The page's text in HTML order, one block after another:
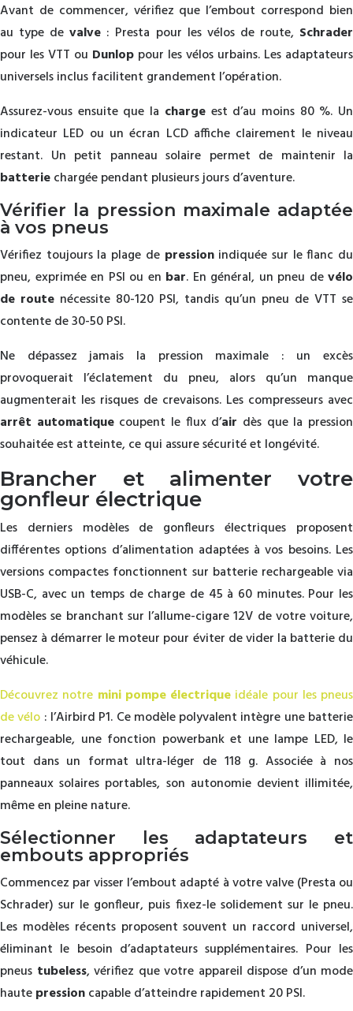
Avant de commencer, vérifiez que l’embout correspond bien
au type devalve : Presta pour les vélos de route, Schrader
pour les VTT ou Dunlop pour les vélos urbains. Les adaptateurs
universels inclus facilitent grandement l’opération.
Assurez-vous ensuite que la chargeest d’au moins 80 %. Un
indicateur LED ou un écran LCD affiche clairement le niveau
restant. Un petit panneau solaire permet de maintenir la
batteriechargée pendant plusieurs jours d’aventure.
Vérifier la pression maximale adaptée
à vos pneus
Vérifiez toujours la plage de pressionindiquée sur le flanc du
pneu, exprimée en PSI ou en bar. En général, un pneu devélo
de route nécessite 80-120 PSI, tandis qu’un pneu de VTT se
contente de 30-50 PSI.
Ne dépassez jamais la pression maximale : un excès
provoquerait l’éclatement du pneu, alors qu’un manque
augmenterait les risques de crevaisons. Les compresseurs avec
arrêt automatiquecoupent le flux d’air dès que la pression
souhaitée est atteinte, ce qui assure sécurité et longévité.
Brancher et alimenter votre
gonfleur électrique
Les derniers modèles de gonfleurs électriques proposent
différentes options d’alimentation adaptées à vos besoins. Les
versions compactes fonctionnent sur batterie rechargeable via
USB-C, avec un temps de charge de 45 à 60 minutes. Pour les
modèles se branchant sur l’allume-cigare 12V de votre voiture,
pensez à démarrer le moteur pour éviter de vider la batterie du
véhicule.
Découvrez notre mini pompe électrique idéale pour les pneus
de vélo : l’Airbird P1. Ce modèle polyvalent intègre une batterie
rechargeable, une fonction powerbank et une lampe LED, le
tout dans un format ultra-léger de 118 g. Associée à nos
panneaux solaires portables, son autonomie devient illimitée,
même en pleine nature.
Sélectionner les adaptateurs et
embouts appropriés
Commencez par visser l’embout adapté à votre valve (Presta ou
Schrader) sur le gonfleur, puis fixez-le solidement sur le pneu.
Les modèles récents proposent souvent un raccord universel,
éliminant le besoin d’adaptateurs supplémentaires. Pour les
pneus tubeless, vérifiez que votre appareil dispose d’un mode
hautepressioncapable d’atteindre rapidement 20 PSI.